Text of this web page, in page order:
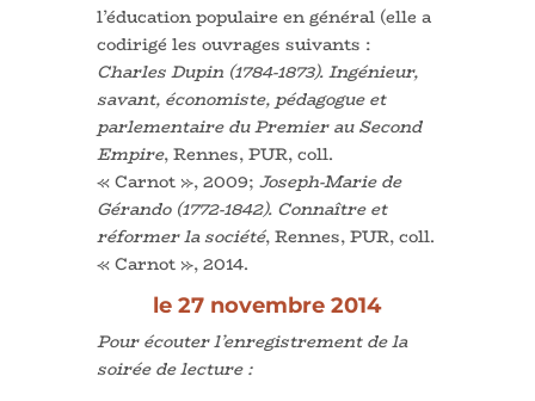
l’éducation populaire en général (elle a
codirigé les ouvrages suivants :
Charles Dupin (1784-1873). Ingénieur,
savant, économiste, pédagogue et
parlementaire du Premier au Second
Empire, Rennes, PUR, coll.
« Carnot », 2009; Joseph-Marie de
Gérando (1772-1842). Connaître et
réformer la société, Rennes, PUR, coll.
« Carnot », 2014.
le 27 novembre 2014
Pour écouter l’enregistrement de la
soirée de lecture :